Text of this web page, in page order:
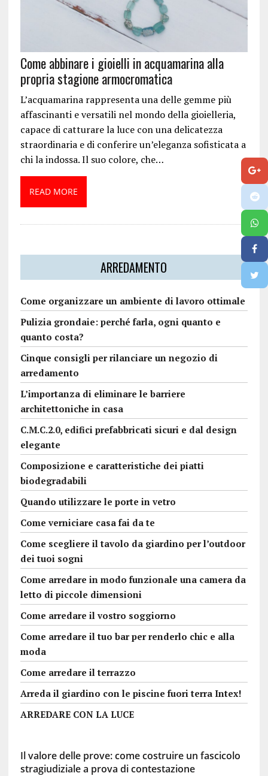
Come abbinare i gioielli in acquamarina alla
propria stagione armocromatica
L’acquamarina rappresenta una delle gemme più
affascinanti e versatili nel mondo della gioielleria,
capace di catturare la luce con una delicatezza
straordinaria e di conferire un’eleganza sofisticata a
chi la indossa. Il suo colore, che…
READ MORE
ARREDAMENTO
Come organizzare un ambiente di lavoro ottimale
Pulizia grondaie: perché farla, ogni quanto e
quanto costa?
Cinque consigli per rilanciare un negozio di
arredamento
L’importanza di eliminare le barriere
architettoniche in casa
C.M.C.2.0, edifici prefabbricati sicuri e dal design
elegante
Composizione e caratteristiche dei piatti
biodegradabili
Quando utilizzare le porte in vetro
Come verniciare casa fai da te
Come scegliere il tavolo da giardino per l’outdoor
dei tuoi sogni
Come arredare in modo funzionale una camera da
letto di piccole dimensioni
Come arredare il vostro soggiorno
Come arredare il tuo bar per renderlo chic e alla
moda
Come arredare il terrazzo
Arreda il giardino con le piscine fuori terra Intex!
ARREDARE CON LA LUCE
Il valore delle prove: come costruire un fascicolo
stragiudiziale a prova di contestazione